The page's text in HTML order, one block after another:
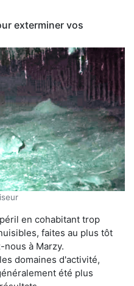
exterminer vos
en cohabitant trop
faites au plus tôt
à Marzy.
domaines d'activité,
été plus